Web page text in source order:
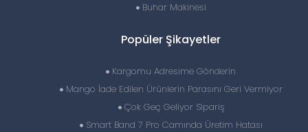
Buhar Makinesi
Popüler Şikayetler
Kargomu Adresime Gönderin
Mango İade Edilen Ürünlerin Parasını Geri Vermiyor
Çok Geç Geliyor Sipariş
Smart Band 7 Pro Camında Üretim Hatası